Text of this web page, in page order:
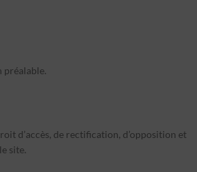
préalable.
d’accès, de rectification, d’opposition et
site.